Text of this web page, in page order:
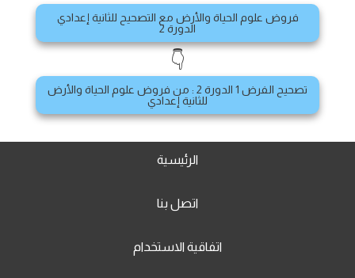
فروض علوم الحياة والأرض مع التصحيح للثانية إعدادي
الدورة 2
👇
تصحيح الفرض 1 الدورة 2 : من فروض علوم الحياة والأرض
للثانية إعدادي
الرئيسية
اتصل بنا
اتفاقية الاستخدام